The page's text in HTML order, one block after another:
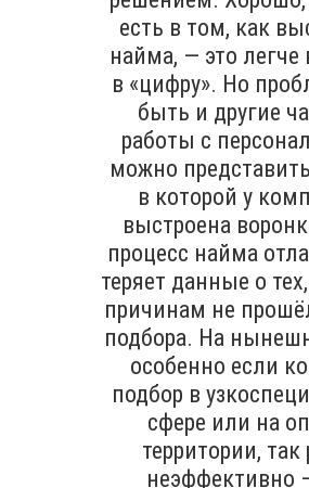
есть в том, как
найма, — это легче
в «цифру». Но
быть и другие
работы с
можно
в которой у
выстроена
процесс найма
теряет данные о
причинам не
подбора. На
особенно если
подбор в
сфере или на
территории, так
неэффективно